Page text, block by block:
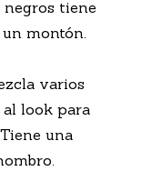
negros tiene
montón.
varios
look para
una